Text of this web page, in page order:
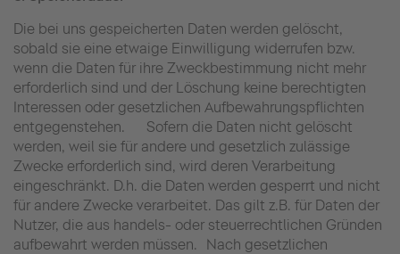
Die bei uns gespeicherten Daten werden gelöscht,
sobald sie eine etwaige Einwilligung widerrufen bzw.
wenn die Daten für ihre Zweckbestimmung nicht mehr
erforderlich sind und der Löschung keine berechtigten
Interessen oder gesetzlichen Aufbewahrungspflichten
entgegenstehen. Sofern die Daten nicht gelöscht
werden, weil sie für andere und gesetzlich zulässige
Zwecke erforderlich sind, wird deren Verarbeitung
eingeschränkt. D.h. die Daten werden gesperrt und nicht
für andere Zwecke verarbeitet. Das gilt z.B. für Daten der
Nutzer, die aus handels- oder steuerrechtlichen Gründen
aufbewahrt werden müssen. Nach gesetzlichen